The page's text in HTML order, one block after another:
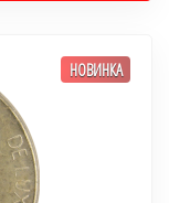
НОВИНКА